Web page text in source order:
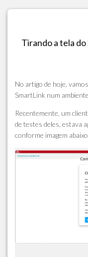
Tirando a tela
No artigo de hoje,
SmartLink num
Recentemente, um
de testes deles, estava
conforme imagem